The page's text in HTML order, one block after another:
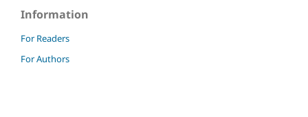
Information
For Readers
For Authors